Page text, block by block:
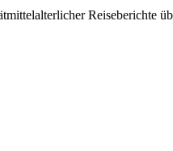
Reiseberichte